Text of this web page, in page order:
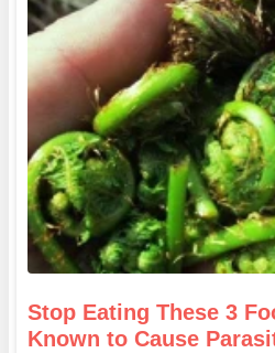
Stop Eating These 3
Known to Cause